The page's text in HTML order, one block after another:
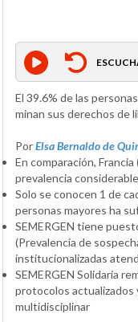
El 39.6% de las
minan sus derechos de
PorElsa Bernaldo de
En comparación,
prevalencia
Solo se conocen 1 de
personas mayores ha
SEMERGEN tiene
(Prevalencia de
institucionalizadas
SEMERGEN Solidaria
protocolos actualizados
multidisciplinar